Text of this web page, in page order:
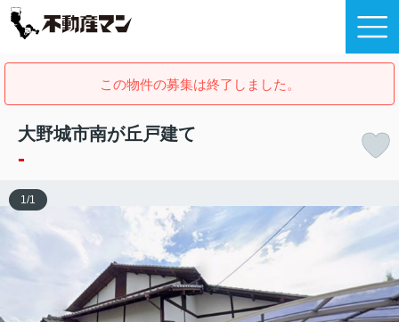
この物件の募集は終了しました。
大野城市南が丘戸建て
-
1 /1